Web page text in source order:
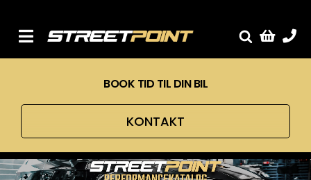
content
Toggle
Sænkning
Tuning
BOOK TID TIL DIN BIL
KONTAKT